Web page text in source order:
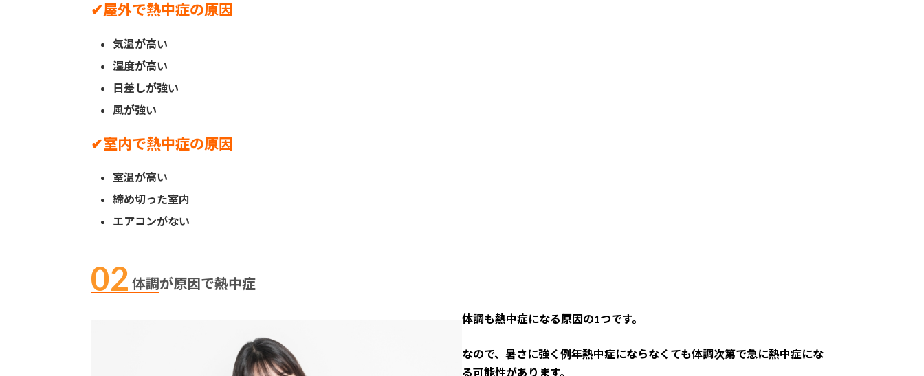
✔︎屋外で熱中症の原因
気温が高い
湿度が高い
日差しが強い
風が強い
✔︎室内で熱中症の原因
室温が高い
締め切った室内
エアコンがない
体調が原因で熱中症
体調も熱中症になる原因の1つです。
なので、暑さに強く例年熱中症にならなくても体調次第で急に熱中症にな
る可能性があります。